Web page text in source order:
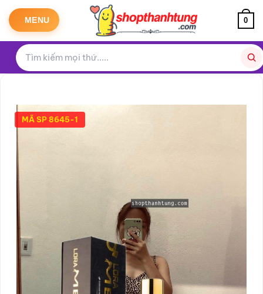
qua
dung
MENU 0
MÃ SP 8645-1